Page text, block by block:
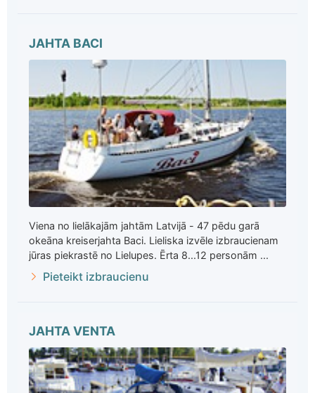
JAHTA BACI
Viena no lielākajām jahtām Latvijā - 47 pēdu garā
okeāna kreiserjahta Baci. Lieliska izvēle izbraucienam
jūras piekrastē no Lielupes. Ērta 8...12 personām ...
Pieteikt izbraucienu
JAHTA VENTA